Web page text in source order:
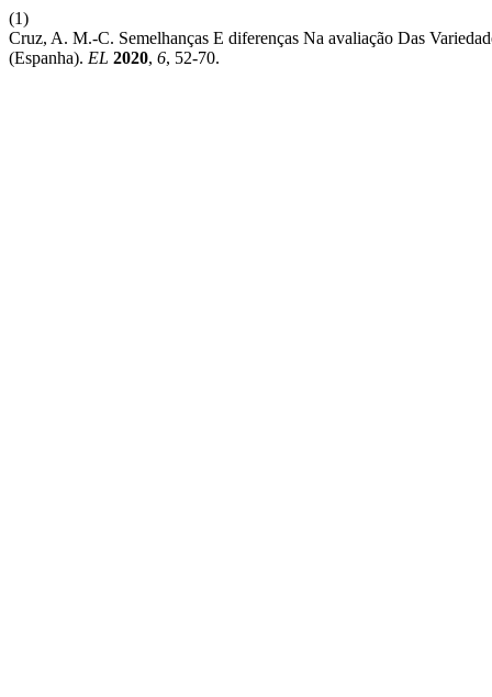
(1)
Cruz, A. M.-C. Semelhanças E diferenças Na avaliação Das
(Espanha). EL 2020, 6, 52-70.